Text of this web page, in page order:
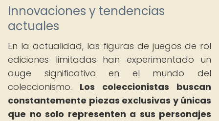
Innovaciones y tendencias
actuales
En la actualidad, las figuras de juegos de rol
ediciones limitadas han experimentado un
auge significativo en el mundo del
coleccionismo. Los coleccionistas buscan
constantemente piezas exclusivas y únicas
que no solo representen a sus personajes